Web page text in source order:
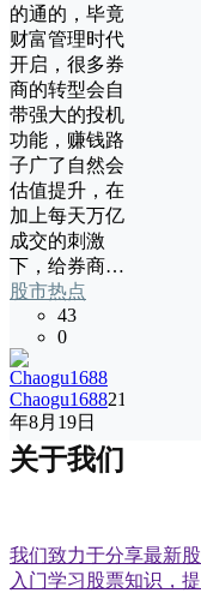
的通的，毕竟
财富管理时代
开启，很多券
商的转型会自
带强大的投机
功能，赚钱路
子广了自然会
估值提升，在
加上每天万亿
成交的刺激
下，给券商…
股市热点
43
0
Chaogu168821
年8月19日
关于我们
我们致力于分享最新
入门学习股票知识，